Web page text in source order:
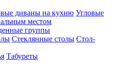
диваны на кухню Угловые
местом
группы
Стеклянные столы Стол-
Табуреты